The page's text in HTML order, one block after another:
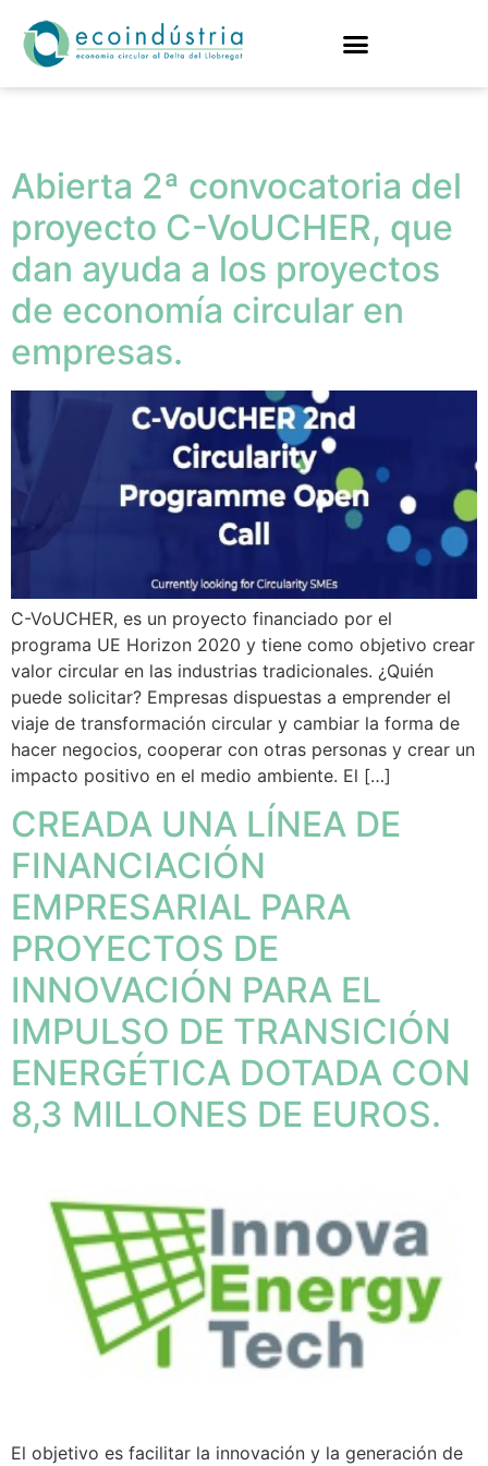
Abierta 2ª convocatoria del
proyecto C-VoUCHER, que
dan ayuda a los proyectos
de economía circular en
empresas.
C-VoUCHER, es un proyecto financiado por el
programa UE Horizon 2020 y tiene como objetivo crear
valor circular en las industrias tradicionales. ¿Quién
puede solicitar? Empresas dispuestas a emprender el
viaje de transformación circular y cambiar la forma de
hacer negocios, cooperar con otras personas y crear un
impacto positivo en el medio ambiente. El […]
CREADA UNA LÍNEA DE
FINANCIACIÓN
EMPRESARIAL PARA
PROYECTOS DE
INNOVACIÓN PARA EL
IMPULSO DE TRANSICIÓN
ENERGÉTICA DOTADA CON
8,3 MILLONES DE EUROS.
El objetivo es facilitar la innovación y la generación de